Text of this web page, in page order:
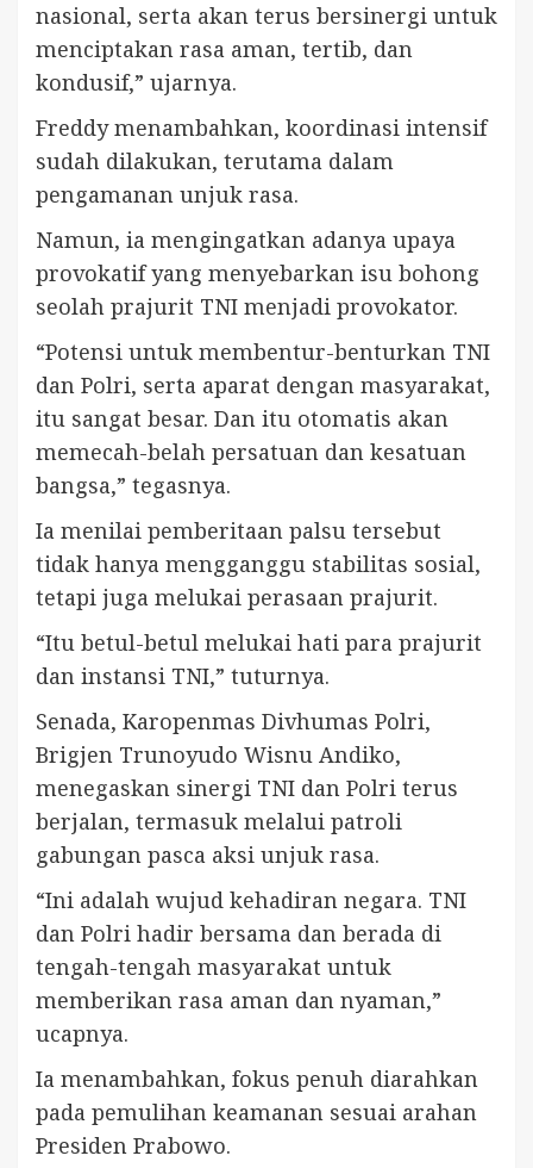
nasional, serta akan terus bersinergi untuk
menciptakan rasa aman, tertib, dan
kondusif,” ujarnya.
Freddy menambahkan, koordinasi intensif
sudah dilakukan, terutama dalam
pengamanan unjuk rasa.
Namun, ia mengingatkan adanya upaya
provokatif yang menyebarkan isu bohong
seolah prajurit TNI menjadi provokator.
“Potensi untuk membentur-benturkan TNI
dan Polri, serta aparat dengan masyarakat,
itu sangat besar. Dan itu otomatis akan
memecah-belah persatuan dan kesatuan
bangsa,” tegasnya.
Ia menilai pemberitaan palsu tersebut
tidak hanya mengganggu stabilitas sosial,
tetapi juga melukai perasaan prajurit.
“Itu betul-betul melukai hati para prajurit
dan instansi TNI,” tuturnya.
Senada, Karopenmas Divhumas Polri,
Brigjen Trunoyudo Wisnu Andiko,
menegaskan sinergi TNI dan Polri terus
berjalan, termasuk melalui patroli
gabungan pasca aksi unjuk rasa.
“Ini adalah wujud kehadiran negara. TNI
dan Polri hadir bersama dan berada di
tengah-tengah masyarakat untuk
memberikan rasa aman dan nyaman,”
ucapnya.
Ia menambahkan, fokus penuh diarahkan
pada pemulihan keamanan sesuai arahan
Presiden Prabowo.